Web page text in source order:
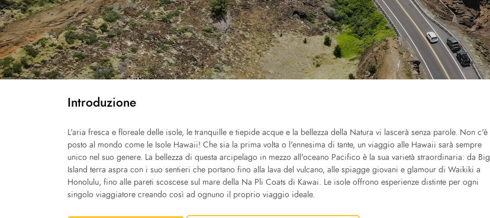
Introduzione
L'aria fresca e floreale delle isole, le tranquille e tiepide acque e la bellezza della Natura vi lascerà senza parole. Non c'è
posto al mondo come le Isole Hawaii! Che sia la prima volta o l'ennesima di tante, un viaggio alle Hawaii sarà sempre
unico nel suo genere. La bellezza di questa arcipelago in mezzo all'oceano Pacifico è la sua varietà straordinaria: da Big
Island terra aspra con i suo sentieri che portano fino alla lava del vulcano, alle spiagge giovani e glamour di Waikiki a
Honolulu, fino alle pareti scoscese sul mare della Na Pli Coats di Kawai. Le isole offrono esperienze distinte per ogni
singolo viaggiatore creando così ad ognuno il proprio viaggio ideale.